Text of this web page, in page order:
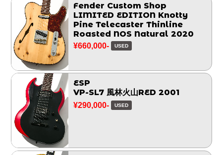
Fender Custom Shop
LIMITED EDITION Knotty
Pine Telecaster Thinline
Roasted NOS Natural 2020
¥660,000- USED
ESP
VP-SL7 風林火山RED 2001
¥290,000- USED